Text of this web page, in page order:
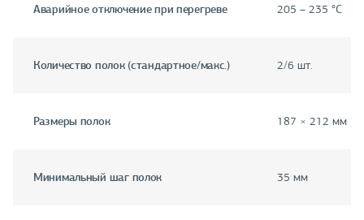
Аварийное отключение при перегреве 205 – 235 °C
Количество полок (стандартное/макс.) 2/6 шт.
Размеры полок 187 × 212 мм
Минимальный шаг полок 35 мм